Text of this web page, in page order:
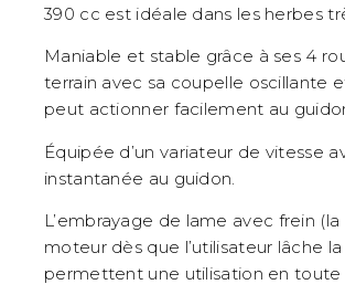
390 cc est idéale dans les herbes
Maniable et stable grâce à ses 4
terrain avec sa coupelle oscillante
peut actionner facilement au
Équipée d’un variateur de vitesse
instantanée au guidon.
L’embrayage de lame avec frein
moteur dès que l’utilisateur lâche
permettent une utilisation en toute